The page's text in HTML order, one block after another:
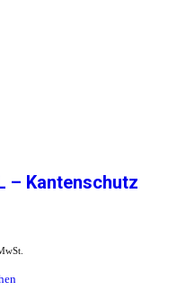
– Kantenschutz